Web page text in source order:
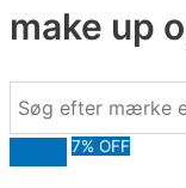
make up
7% OFF